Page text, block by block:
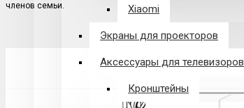
Xiaomi
Экраны для проекторов
Аксессуары для телевизоров
Кронштейны
членов семьи.